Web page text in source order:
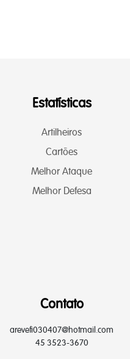
Estatísticas
Artilheiros
Cartões
Melhor Ataque
Melhor Defesa
Contato
arevefi030407@hotmail.com
45 3523-3670